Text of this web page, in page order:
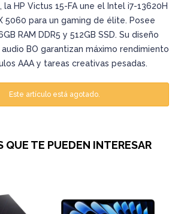
HP Victus 15-FA une el Intel i7-13620H
5060 para un gaming de élite. Posee
RAM DDR5 y 512GB SSD. Su diseño
BO garantizan máximo rendimiento
AAA y tareas creativas pesadas.
Este artículo está agotado.
QUE TE PUEDEN INTERESAR